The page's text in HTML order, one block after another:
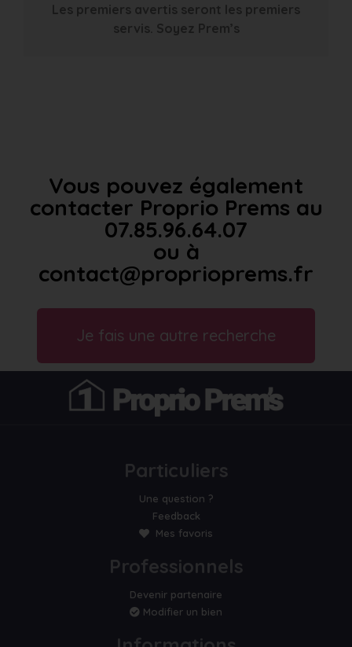
Les premiers avertis seront les premiers
servis. Soyez Prem’s
Vous pouvez également
contacter Proprio Prems au
07.85.96.64.07
ou à
contact@proprioprems.fr
Je fais une autre recherche
Particuliers
Une question ?
Feedback
Mes favoris
Professionnels
Devenir partenaire
Modifier un bien